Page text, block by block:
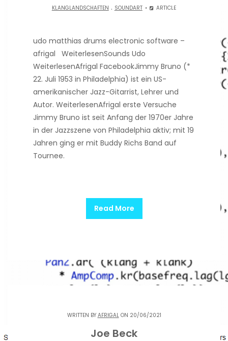
KLANGLANDSCHAFTEN . SOUNDART ARTICLE
udo matthias drums electronic software –
afrigal WeiterlesenSounds Udo
WeiterlesenAfrigal FacebookJimmy Bruno (*
22. Juli 1953 in Philadelphia) ist ein US-
amerikanischer Jazz-Gitarrist, Lehrer und
Autor. WeiterlesenAfrigal erste Versuche
Jimmy Bruno ist seit Anfang der 1970er Jahre
in der Jazzszene von Philadelphia aktiv; mit 19
Jahren ging er mit Buddy Richs Band auf
Tournee.
Read More
WRITTEN BY AFRIGALON 20/06/2021
Joe Beck